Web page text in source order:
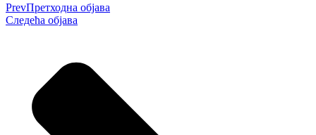
PrevПретходна објава
Следећа објава